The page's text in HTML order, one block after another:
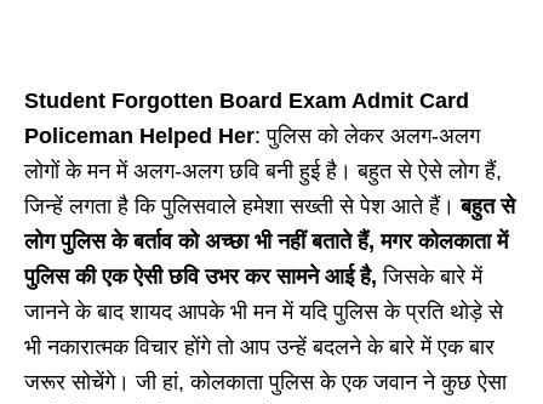
Student Forgotten Board Exam Admit Card
Policeman Helped Her: पुलिस को लेकर अलग-अलग
लोगों के मन में अलग-अलग छवि बनी हुई है। बहुत से ऐसे लोग हैं,
जिन्हें लगता है कि पुलिसवाले हमेशा सख्ती से पेश आते हैं।बहुत से
लोग पुलिस के बर्ताव को अच्छा भी नहीं बताते हैं, मगर कोलकाता में
पुलिस की एक ऐसी छवि उभर कर सामने आई है, जिसके बारे में
जानने के बाद शायद आपके भी मन में यदि पुलिस के प्रति थोड़े से
भी नकारात्मक विचार होंगे तो आप उन्हें बदलने के बारे में एक बार
जरूर सोचेंगे। जी हां, कोलकाता पुलिस के एक जवान ने कुछ ऐसा